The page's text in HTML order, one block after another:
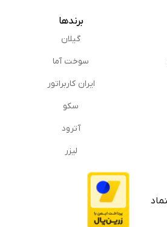
برندها
گیلان
سوخت آما
ایران کاربراتور
سکو
آترود
لیزر